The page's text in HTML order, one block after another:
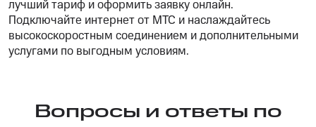
лучший тариф и оформить заявку онлайн.
Подключайте интернет от МТС и наслаждайтесь
высокоскоростным соединением и дополнительными
услугами по выгодным условиям.
Вопросы и ответы по